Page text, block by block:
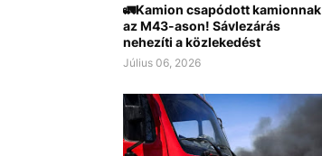
🚛Kamion csapódott kamionnak
az M43-ason! Sávlezárás
nehezíti a közlekedést
Július 06, 2026